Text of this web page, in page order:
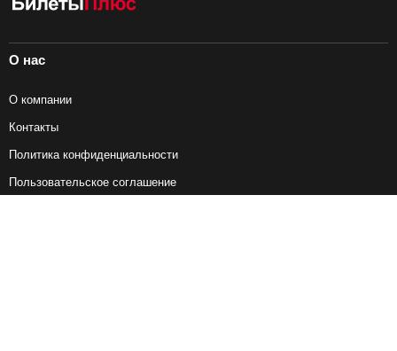
О нас
О компании
Контакты
Политика конфиденциальности
Пользовательское соглашение